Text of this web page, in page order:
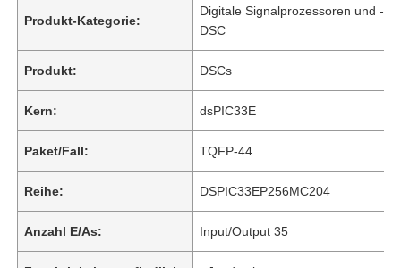
Produkt-Kategorie:
Digitale Signalprozessoren und -
DSC
Produkt: DSCs
Kern: dsPIC33E
Paket/Fall: TQFP-44
Reihe: DSPIC33EP256MC204
Anzahl E/As: Input/Output 35